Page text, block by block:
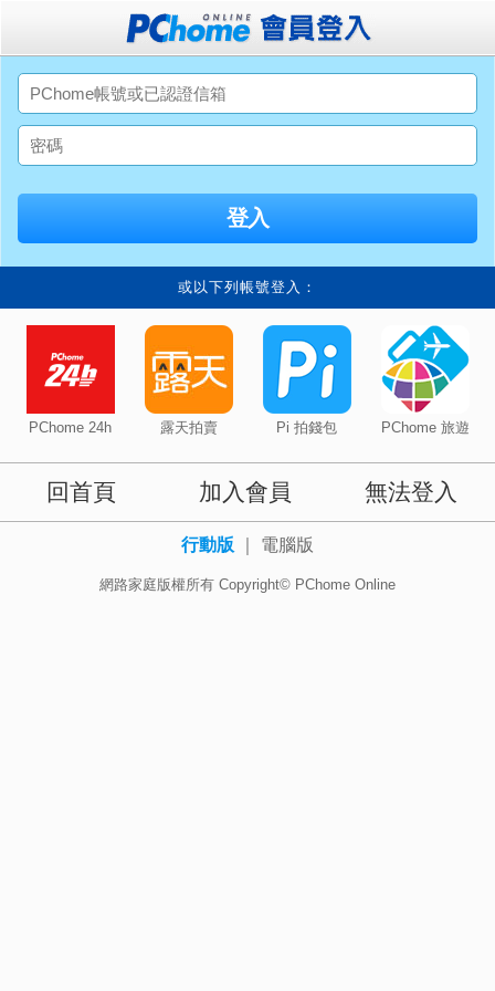
或以下列帳號登入：
PChome 24h 露天拍賣 Pi 拍錢包 PChome 旅遊
回首頁 加入會員 無法登入
行動版 電腦版
網路家庭版權所有 Copyright© PChome Online